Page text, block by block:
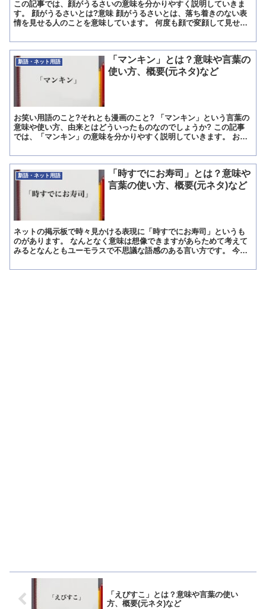
この記事では、顔がうるさいの意味を分かりやすく説明していきま
す。 顔がうるさいとは?意味 顔がうるさいとは、落ち着きのない表
情を見せる人のことを意味しています。 何度も顔で変顔して見せる
新語・ネット用語
「マンキン」とは？意味や言葉の
使い方、概要(元ネタ)など
お笑い用語のこと?それとも漫画のこと? 「マンキン」という言葉の
意味や使い方、由来とはどういったものなのでしょうか? この記事
では、「マンキン」の意味を分かりやすく説明していきます。 お笑
新語・ネット用語
「時すでにお寿司」とは？意味や
言葉の使い方、概要(元ネタ)など
ネットの掲示板で時々見かける表現に「時すでにお寿司」というも
のがあります。 なんとなく意味は想像できますがあらためて考えて
みるとなんともユーモラスで不思議な語感のある言い方です。 今回
「えびすこ」とは？意味や言葉の使い
方、概要(元ネタ)など